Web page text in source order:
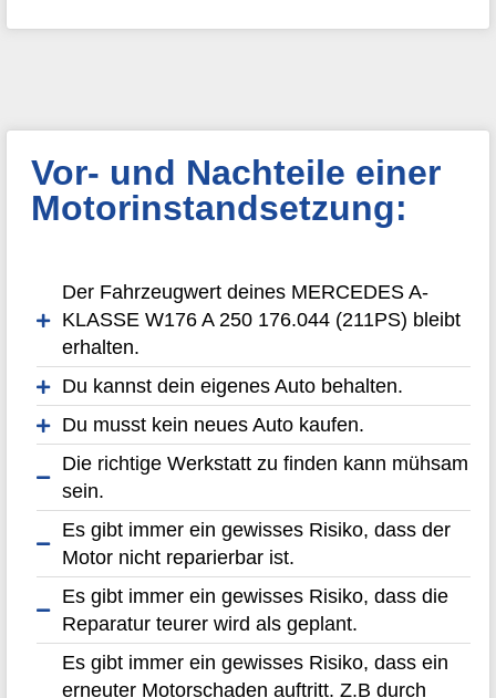
Vor- und Nachteile einer
Motorinstandsetzung:
Der Fahrzeugwert deines MERCEDES A-
KLASSE W176 A 250 176.044 (211PS) bleibt
erhalten.
Du kannst dein eigenes Auto behalten.
Du musst kein neues Auto kaufen.
Die richtige Werkstatt zu finden kann mühsam
sein.
Es gibt immer ein gewisses Risiko, dass der
Motor nicht reparierbar ist.
Es gibt immer ein gewisses Risiko, dass die
Reparatur teurer wird als geplant.
Es gibt immer ein gewisses Risiko, dass ein
erneuter Motorschaden auftritt. Z.B durch